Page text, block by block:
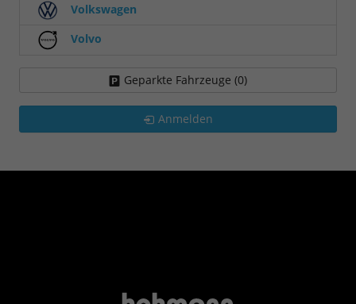
Volkswagen
Volvo
Geparkte Fahrzeuge (0)
Anmelden